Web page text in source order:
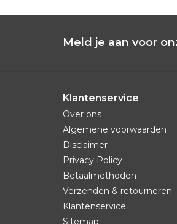
Meld je aan voor
Klantenservice
Over ons
Algemene voorwaarden
Disclaimer
Privacy Policy
Betaalmethoden
Verzenden & retourneren
Klantenservice
Sitemap